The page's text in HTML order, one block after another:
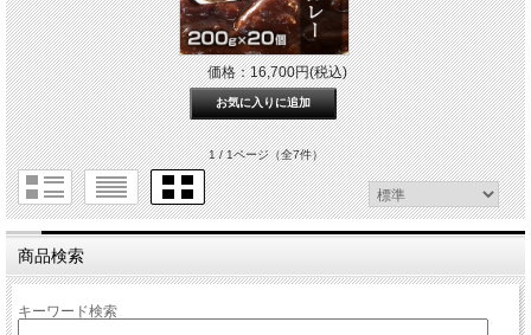
価格：16,700円(税込)
1 / 1ページ（全7件）
商品検索
キーワード検索